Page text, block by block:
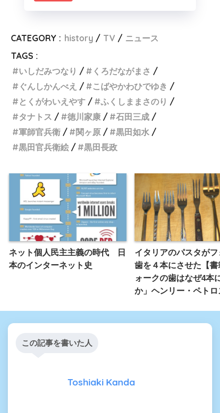
CATEGORY : history TV
ニュース
TAGS :
いしだみつなり
くろだながまさ
ぐんしかんべえ
こばやかわひでゆき
とくがわいえやす
ふくしままさのり
タナトス
徳川家康
石田三成
軍師官兵衛
関ヶ原
黒田如水
黒田官兵衛絵
黒田長政
ネット個人民主主義の時代 日
本のインターネット史
イタリアのパスタが
歯を４本にさせた【
ォークの歯はなぜ4本
か」ヘンリー・ペト
この記事を書いた人
Toshiaki Kanda